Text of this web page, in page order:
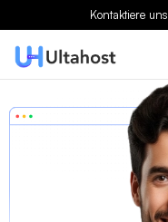
Kontaktiere uns